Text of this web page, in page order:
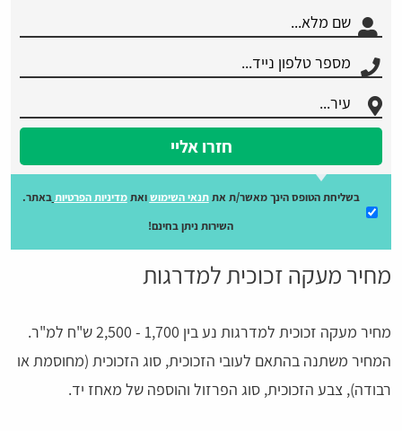
חזרו אליי
בשליחת הטופס הינך מאשר/ת אתתנאי השימושואתמדיניות הפרטיות באתר.
השירות ניתן בחינם!
מחיר מעקה זכוכית למדרגות
מחיר מעקה זכוכית למדרגות נע בין 1,700 - 2,500 ש"ח למ"ר.
המחיר משתנה בהתאם לעובי הזכוכית, סוג הזכוכית (מחוסמת או
רבודה), צבע הזכוכית, סוג הפרזול והוספה של מאחז יד.